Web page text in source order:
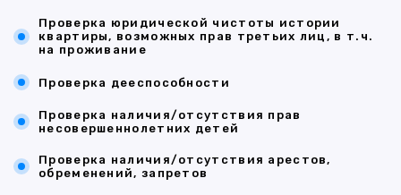
Проверка юридической чистоты истории
квартиры, возможных прав третьих лиц, в т.ч.
на проживание
Проверка дееспособности
Проверка наличия/отсутствия прав
несовершеннолетних детей
Проверка наличия/отсутствия арестов,
обременений, запретов